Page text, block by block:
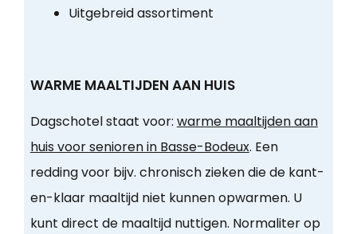
Uitgebreid assortiment
WARME MAALTIJDEN AAN HUIS
Dagschotel staat voor: warme maaltijden aan
huis voor senioren in Basse-Bodeux. Een
redding voor bijv. chronisch zieken die de kant-
en-klaar maaltijd niet kunnen opwarmen. U
kunt direct de maaltijd nuttigen. Normaliter op